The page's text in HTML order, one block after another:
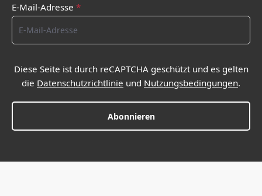
E-Mail-Adresse *
Diese Seite ist durch reCAPTCHA geschützt und es gelten
die Datenschutzrichtlinie und Nutzungsbedingungen.
Abonnieren